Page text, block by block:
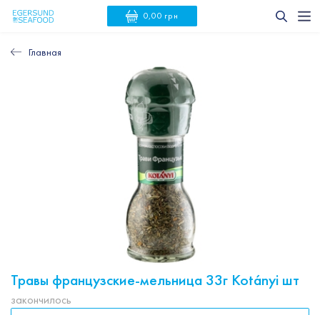
0,00 грн
Главная
Травы французские-мельница 33г Kotányi шт
закончилось